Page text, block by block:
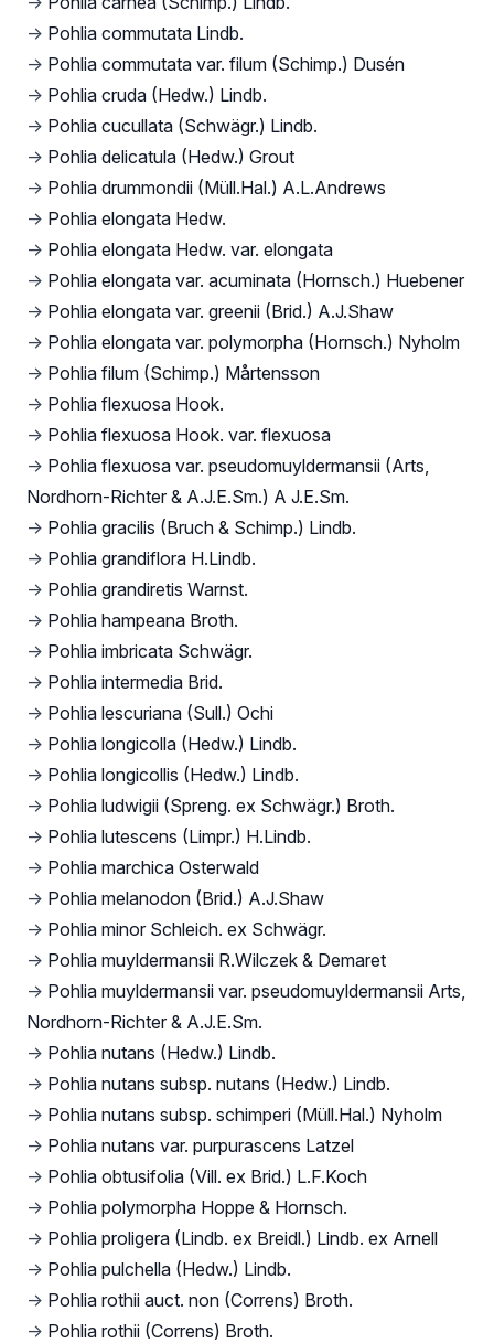
→ Pohlia commutata Lindb.
→ Pohlia commutata var. filum (Schimp.) Dusén
→ Pohlia cruda (Hedw.) Lindb.
→ Pohlia cucullata (Schwägr.) Lindb.
→ Pohlia delicatula (Hedw.) Grout
→ Pohlia drummondii (Müll.Hal.) A.L.Andrews
→ Pohlia elongata Hedw.
→ Pohlia elongata Hedw. var. elongata
→ Pohlia elongata var. acuminata (Hornsch.) Huebener
→ Pohlia elongata var. greenii (Brid.) A.J.Shaw
→ Pohlia elongata var. polymorpha (Hornsch.) Nyholm
→ Pohlia filum (Schimp.) Mårtensson
→ Pohlia flexuosa Hook.
→ Pohlia flexuosa Hook. var. flexuosa
→ Pohlia flexuosa var. pseudomuyldermansii (Arts,
Nordhorn-Richter & A.J.E.Sm.) A J.E.Sm.
→ Pohlia gracilis (Bruch & Schimp.) Lindb.
→ Pohlia grandiflora H.Lindb.
→ Pohlia grandiretis Warnst.
→ Pohlia hampeana Broth.
→ Pohlia imbricata Schwägr.
→ Pohlia intermedia Brid.
→ Pohlia lescuriana (Sull.) Ochi
→ Pohlia longicolla (Hedw.) Lindb.
→ Pohlia longicollis (Hedw.) Lindb.
→ Pohlia ludwigii (Spreng. ex Schwägr.) Broth.
→ Pohlia lutescens (Limpr.) H.Lindb.
→ Pohlia marchica Osterwald
→ Pohlia melanodon (Brid.) A.J.Shaw
→ Pohlia minor Schleich. ex Schwägr.
→ Pohlia muyldermansii R.Wilczek & Demaret
→ Pohlia muyldermansii var. pseudomuyldermansii Arts,
Nordhorn-Richter & A.J.E.Sm.
→ Pohlia nutans (Hedw.) Lindb.
→ Pohlia nutans subsp. nutans (Hedw.) Lindb.
→ Pohlia nutans subsp. schimperi (Müll.Hal.) Nyholm
→ Pohlia nutans var. purpurascens Latzel
→ Pohlia obtusifolia (Vill. ex Brid.) L.F.Koch
→ Pohlia polymorpha Hoppe & Hornsch.
→ Pohlia proligera (Lindb. ex Breidl.) Lindb. ex Arnell
→ Pohlia pulchella (Hedw.) Lindb.
→ Pohlia rothii auct. non (Correns) Broth.
→ Pohlia rothii (Correns) Broth.